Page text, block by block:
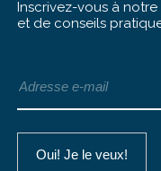
Inscrivez-vous à
et de conseils